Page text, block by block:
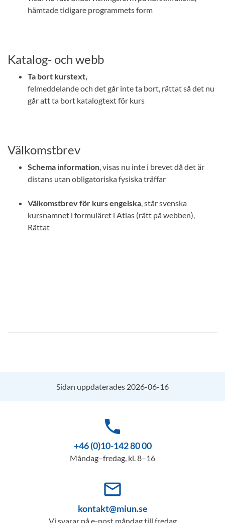
hämtade tidigare programmets form
Katalog- och webb
Ta bort kurstext,
felmeddelande och det går inte ta bort, rättat så det nu
går att ta bort katalogtext för kurs
Välkomstbrev
Schema information, visas nu inte i brevet då det är
distans utan obligatoriska fysiska träffar
Välkomstbrev för kurs engelska, står svenska
kursnamnet i formuläret i Atlas (rätt på webben),
Rättat
Sidan uppdaterades 2026-06-16
phone
+46 (0)10-142 80 00
Måndag–fredag, kl. 8–16
mail_outline
kontakt@miun.se
Vi svarar på e-post måndag till fredag